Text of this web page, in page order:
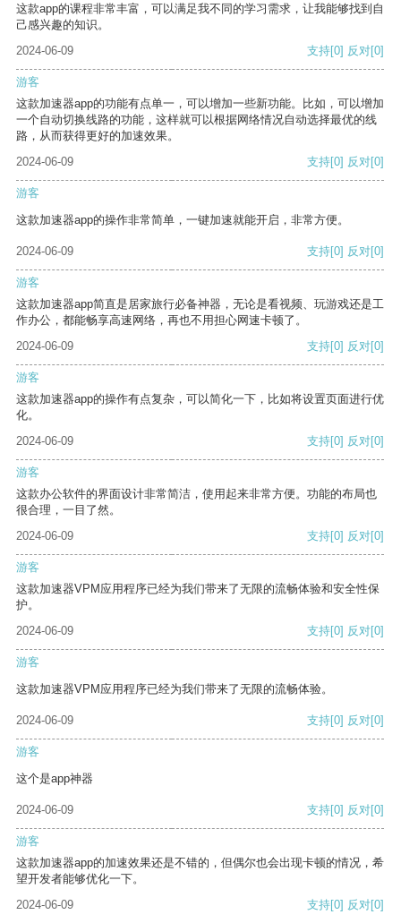
这款app的课程非常丰富，可以满足我不同的学习需求，让我能够找到自
己感兴趣的知识。
2024-06-09
支持[0] 反对[0]
游客
这款加速器app的功能有点单一，可以增加一些新功能。比如，可以增加
一个自动切换线路的功能，这样就可以根据网络情况自动选择最优的线
路，从而获得更好的加速效果。
2024-06-09
支持[0] 反对[0]
游客
这款加速器app的操作非常简单，一键加速就能开启，非常方便。
2024-06-09 支持[0] 反对[0]
游客
这款加速器app简直是居家旅行必备神器，无论是看视频、玩游戏还是工
作办公，都能畅享高速网络，再也不用担心网速卡顿了。
2024-06-09
支持[0] 反对[0]
游客
这款加速器app的操作有点复杂，可以简化一下，比如将设置页面进行优
化。
2024-06-09
支持[0] 反对[0]
游客
这款办公软件的界面设计非常简洁，使用起来非常方便。功能的布局也
很合理，一目了然。
2024-06-09
支持[0] 反对[0]
游客
这款加速器VPM应用程序已经为我们带来了无限的流畅体验和安全性保
护。
2024-06-09
支持[0] 反对[0]
游客
这款加速器VPM应用程序已经为我们带来了无限的流畅体验。
2024-06-09 支持[0] 反对[0]
游客
这个是app神器
2024-06-09 支持[0] 反对[0]
游客
这款加速器app的加速效果还是不错的，但偶尔也会出现卡顿的情况，希
望开发者能够优化一下。
2024-06-09
支持[0] 反对[0]